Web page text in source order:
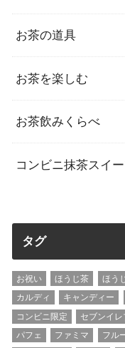
お茶の道具
お茶を楽しむ
お茶飲みくらべ
コンビニ抹茶スイ
タグ
お祝い ほうじ茶 ほう
カルディ
キャンディー
コンビニ限定
セブンイレ
パフェ
ファミマ フル